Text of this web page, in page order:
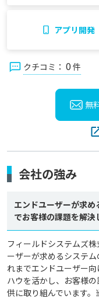
アプリ開発
クチコミ： 0 件
無
会社の強み
エンドユーザーが求め
でお客様の課題を解決
フィールドシステムズ
ーザーが求めるシステ
れまでエンドユーザー
ハウを活かし、お客様
供に取り組んでいます。